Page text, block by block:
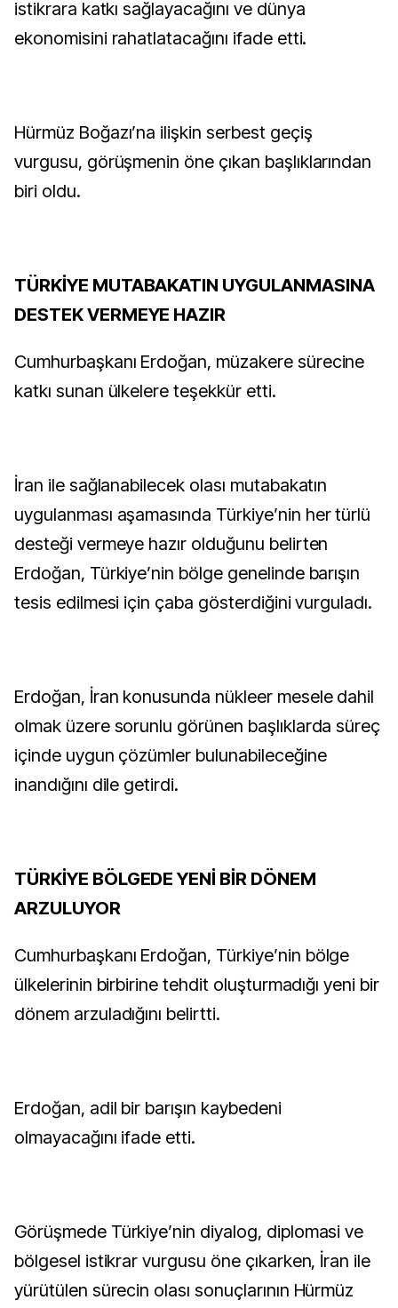
istikrara katkı sağlayacağını ve dünya
ekonomisini rahatlatacağını ifade etti.
Hürmüz Boğazı’na ilişkin serbest geçiş
vurgusu, görüşmenin öne çıkan başlıklarından
biri oldu.
TÜRKİYE MUTABAKATIN UYGULANMASINA
DESTEK VERMEYE HAZIR
Cumhurbaşkanı Erdoğan, müzakere sürecine
katkı sunan ülkelere teşekkür etti.
İran ile sağlanabilecek olası mutabakatın
uygulanması aşamasında Türkiye’nin her türlü
desteği vermeye hazır olduğunu belirten
Erdoğan, Türkiye’nin bölge genelinde barışın
tesis edilmesi için çaba gösterdiğini vurguladı.
Erdoğan, İran konusunda nükleer mesele dahil
olmak üzere sorunlu görünen başlıklarda süreç
içinde uygun çözümler bulunabileceğine
inandığını dile getirdi.
TÜRKİYE BÖLGEDE YENİ BİR DÖNEM
ARZULUYOR
Cumhurbaşkanı Erdoğan, Türkiye’nin bölge
ülkelerinin birbirine tehdit oluşturmadığı yeni bir
dönem arzuladığını belirtti.
Erdoğan, adil bir barışın kaybedeni
olmayacağını ifade etti.
Görüşmede Türkiye’nin diyalog, diplomasi ve
bölgesel istikrar vurgusu öne çıkarken, İran ile
yürütülen sürecin olası sonuçlarının Hürmüz